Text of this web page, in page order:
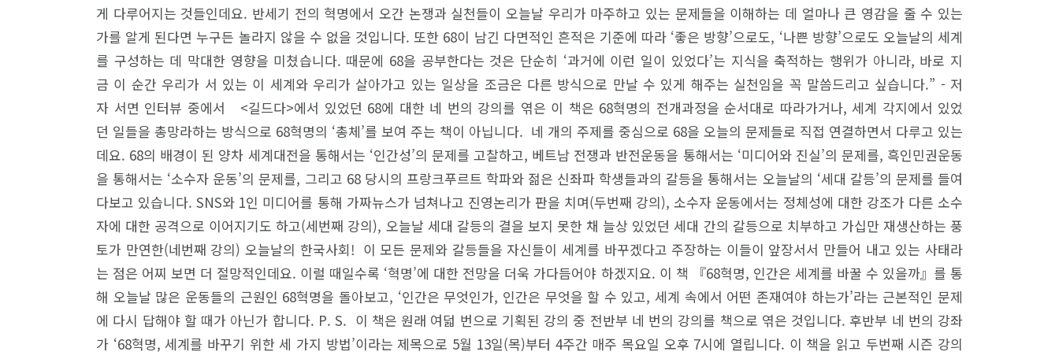
게 다루어지는 것들인데요. 반세기 전의 혁명에서 오간 논쟁과 실천들이 오늘날 우리가 마주하고 있는 문제들을 이해하는 데 얼마나 큰 영감을 줄 수 있는
가를 알게 된다면 누구든 놀라지 않을 수 없을 것입니다. 또한 68이 남긴 다면적인 흔적은 기준에 따라 ‘좋은 방향’으로도, ‘나쁜 방향’으로도 오늘날의 세계
를 구성하는 데 막대한 영향을 미쳤습니다. 때문에 68을 공부한다는 것은 단순히 ‘과거에 이런 일이 있었다’는 지식을 축적하는 행위가 아니라, 바로 지
금 이 순간 우리가 서 있는 이 세계와 우리가 살아가고 있는 일상을 조금은 다른 방식으로 만날 수 있게 해주는 실천임을 꼭 말씀드리고 싶습니다.” - 저
자 서면 인터뷰 중에서 <길드다>에서 있었던 68에 대한 네 번의 강의를 엮은 이 책은 68혁명의 전개과정을 순서대로 따라가거나, 세계 각지에서 있었
던 일들을 총망라하는 방식으로 68혁명의 ‘총체’를 보여 주는 책이 아닙니다. 네 개의 주제를 중심으로 68을 오늘의 문제들로 직접 연결하면서 다루고 있는
데요. 68의 배경이 된 양차 세계대전을 통해서는 ‘인간성’의 문제를 고찰하고, 베트남 전쟁과 반전운동을 통해서는 ‘미디어와 진실’의 문제를, 흑인민권운동
을 통해서는 ‘소수자 운동’의 문제를, 그리고 68 당시의 프랑크푸르트 학파와 젊은 신좌파 학생들과의 갈등을 통해서는 오늘날의 ‘세대 갈등’의 문제를 들여
다보고 있습니다. SNS와 1인 미디어를 통해 가짜뉴스가 넘쳐나고 진영논리가 판을 치며(두번째 강의), 소수자 운동에서는 정체성에 대한 강조가 다른 소수
자에 대한 공격으로 이어지기도 하고(세번째 강의), 오늘날 세대 갈등의 결을 보지 못한 채 늘상 있었던 세대 간의 갈등으로 치부하고 가십만 재생산하는 풍
토가 만연한(네번째 강의) 오늘날의 한국사회! 이 모든 문제와 갈등들을 자신들이 세계를 바꾸겠다고 주장하는 이들이 앞장서서 만들어 내고 있는 사태라
는 점은 어찌 보면 더 절망적인데요. 이럴 때일수록 ‘혁명’에 대한 전망을 더욱 가다듬어야 하겠지요. 이 책 『68혁명, 인간은 세계를 바꿀 수 있을까』를 통
해 오늘날 많은 운동들의 근원인 68혁명을 돌아보고, ‘인간은 무엇인가, 인간은 무엇을 할 수 있고, 세계 속에서 어떤 존재여야 하는가’라는 근본적인 문제
에 다시 답해야 할 때가 아닌가 합니다. P. S. 이 책은 원래 여덟 번으로 기획된 강의 중 전반부 네 번의 강의를 책으로 엮은 것입니다. 후반부 네 번의 강좌
가 ‘68혁명, 세계를 바꾸기 위한 세 가지 방법’이라는 제목으로 5월 13일(목)부터 4주간 매주 목요일 오후 7시에 열립니다. 이 책을 읽고 두번째 시즌 강의